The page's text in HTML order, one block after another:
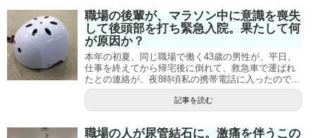
職場の後輩が、マラソン中に意識を喪失
して後頭部を打ち緊急入院。果たして何
が原因か？
本年の初夏、同じ職場で働く43歳の男性が、平日、
仕事を終えてから帰宅後に倒れて、救急車で運ばれ
たとの連絡が、夜8時頃私の携帯電話に入ったので...
記事を読む
職場の人が尿管結石に。激痛を伴うこの